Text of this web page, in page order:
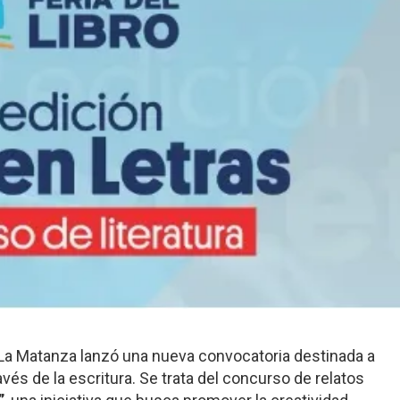
Matanza lanzó una nueva convocatoria destinada a
de la escritura. Se trata del concurso de relatos